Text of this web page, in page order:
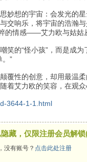
妙想的宇宙：会发光
交响乐，将宇宙的浩瀚
的情感——艾力欧与姑姑
笑的“怪小孩”，而是成
”
覆性的创意，却用最温
着艾力欧的笑容，在
3644-1-1.html
藏，仅限注册会员解
没有账号？ 点击此处注册